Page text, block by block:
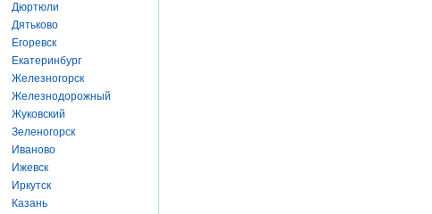
Дюртюли
Дятьково
Егоревск
Екатеринбург
Железногорск
Железнодорожный
Жуковский
Зеленогорск
Иваново
Ижевск
Иркутск
Казань